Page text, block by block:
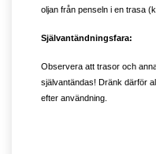
oljan från penseln i en trasa
Självantändningsfara:
Observera att trasor och
självantändas! Dränk därför
efter användning.